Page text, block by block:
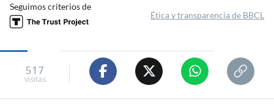
Seguimos criterios de
Ética y transparencia de BBCL
517
visitas